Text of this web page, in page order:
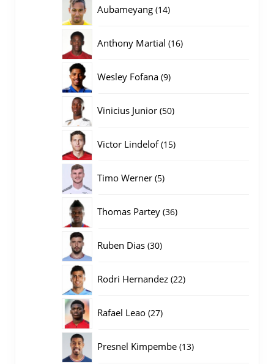
Aubameyang 1414
Anthony Martial 1616
Wesley Fofana 99
Vinicius Junior 5050
Victor Lindelof 1515
Timo Werner 55
Thomas Partey 3636
Ruben Dias 3030
Rodri Hernandez 2222
Rafael Leao 2727
Presnel Kimpembe 1313